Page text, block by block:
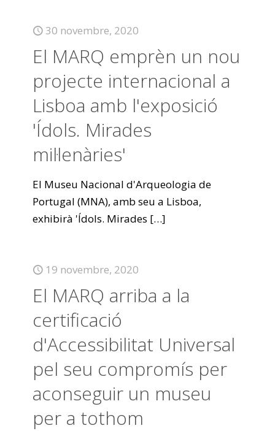
30 novembre, 2020
El MARQ emprèn un nou
projecte internacional a
Lisboa amb l'exposició
'Ídols. Mirades
mil·lenàries'
El Museu Nacional d'Arqueologia de
Portugal (MNA), amb seu a Lisboa,
exhibirà 'Ídols. Mirades […]
19 novembre, 2020
El MARQ arriba a la
certificació
d'Accessibilitat Universal
pel seu compromís per
aconseguir un museu
per a tothom